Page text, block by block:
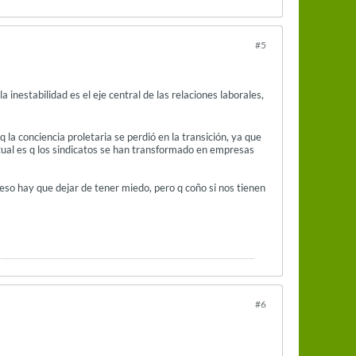
#5
inestabilidad es el eje central de las relaciones laborales,
conciencia proletaria se perdió en la transición, ya que
es q los sindicatos se han transformado en empresas
hay que dejar de tener miedo, pero q coño si nos tienen
#6